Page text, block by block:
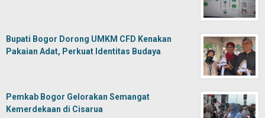
Bupati Bogor Dorong UMKM CFD Kenakan
Pakaian Adat, Perkuat Identitas Budaya
Pemkab Bogor Gelorakan Semangat
Kemerdekaan di Cisarua